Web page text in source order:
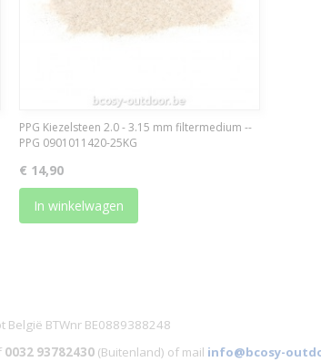
PPG Kiezelsteen 2.0 - 3.15 mm filtermedium --
PPG 0901011420-25KG
€ 14,90
In winkelwagen
België BTWnr BE0889388248
0032 93782430(Buitenland) of mail info@bcosy-